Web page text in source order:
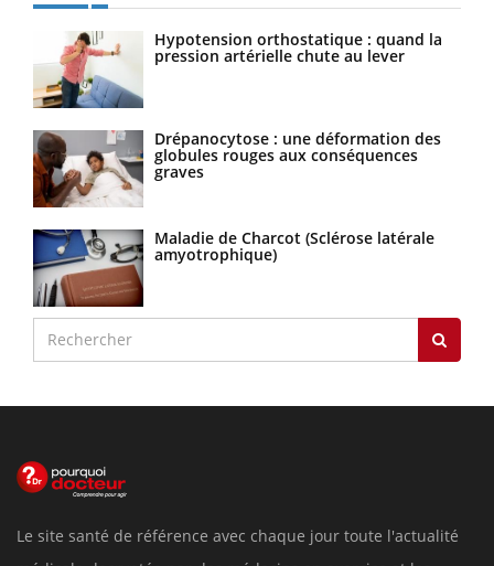
Hypotension orthostatique : quand la
pression artérielle chute au lever
Drépanocytose : une déformation des
globules rouges aux conséquences
graves
Maladie de Charcot (Sclérose latérale
amyotrophique)
Le site santé de référence avec chaque jour toute l'actualité